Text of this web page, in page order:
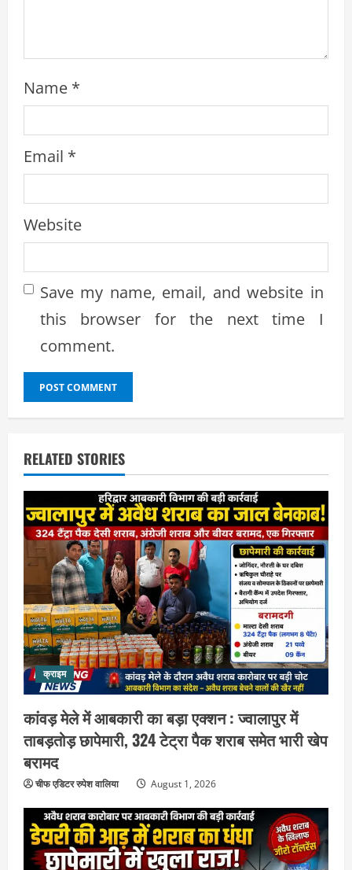
Name *
Email *
Website
Save my name, email, and website in
this browser for the next time I
comment.
RELATED STORIES
क्राइम
कांवड़ मेले में आबकारी का बड़ा एक्शन : ज्वालापुर में
ताबड़तोड़ छापेमारी, 324 टेट्रा पैक शराब समेत भारी खेप
बरामद
चीफ एडिटर रुपेश वालिया August 1, 2026